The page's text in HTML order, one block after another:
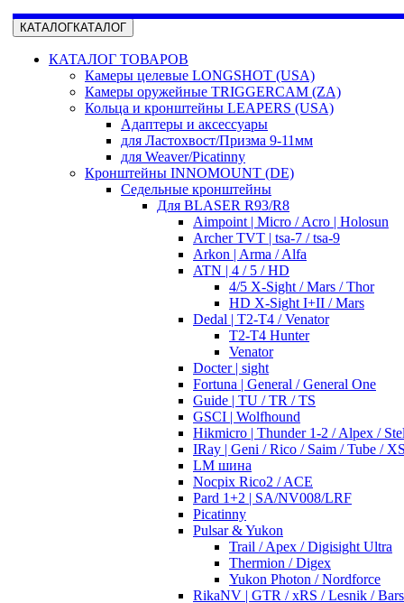
КАТАЛОГКАТАЛОГ
КАТАЛОГ ТОВАРОВ
Камеры целевые LONGSHOT (USA)
Камеры оружейные TRIGGERCAM (ZA)
Кольца и кронштейны LEAPERS (USA)
Адаптеры и аксессуары
для Ластохвост/Призма 9-11мм
для Weaver/Picatinny
Кронштейны INNOMOUNT (DE)
Седельные кронштейны
Для BLASER R93/R8
Aimpoint | Micro / Acro | Holosun
Archer TVT | tsa-7 / tsa-9
Arkon | Arma / Alfa
ATN | 4 / 5 / HD
4/5 X-Sight / Mars / Thor
HD X-Sight I+II / Mars
Dedal | T2-T4 / Venator
T2-T4 Hunter
Venator
Docter | sight
Fortuna | General / General One
Guide | TU / TR / TS
GSCI | Wolfhound
Hikmicro | Thunder 1-2 / Alpex /
IRay | Geni / Rico / Saim / Tube /
LM шина
Nocpix Rico2 / ACE
Pard 1+2 | SA/NV008/LRF
Picatinny
Pulsar & Yukon
Trail / Apex / Digisight Ultra
Thermion / Digex
Yukon Photon / Nordforce
RikaNV | GTR / xRS / Lesnik /